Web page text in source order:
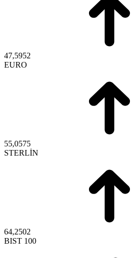
47,5952
EURO
55,0575
STERLİN
64,2502
BIST 100